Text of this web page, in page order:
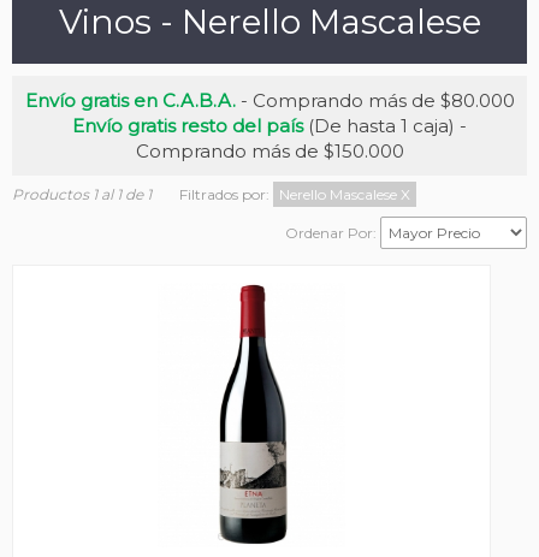
Vinos - Nerello Mascalese
Envío gratis en C.A.B.A.- Comprando más de $80.000
Envío gratis resto del país(De hasta 1 caja) -
Comprando más de $150.000
Productos 1 al 1 de 1 Filtrados por: Nerello Mascalese X
Ordenar Por: